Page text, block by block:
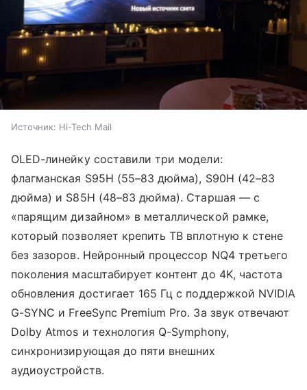
Источник: Hi-Tech Mail
OLED-линейку составили три модели:
флагманская S95H (55–83 дюйма), S90H (42–83
дюйма) и S85H (48–83 дюйма). Старшая — с
«парящим дизайном» в металлической рамке,
который позволяет крепить ТВ вплотную к стене
без зазоров. Нейронный процессор NQ4 третьего
поколения масштабирует контент до 4K, частота
обновления достигает 165 Гц с поддержкой NVIDIA
G-SYNC и FreeSync Premium Pro. За звук отвечают
Dolby Atmos и технология Q-Symphony,
синхронизирующая до пяти внешних
аудиоустройств.